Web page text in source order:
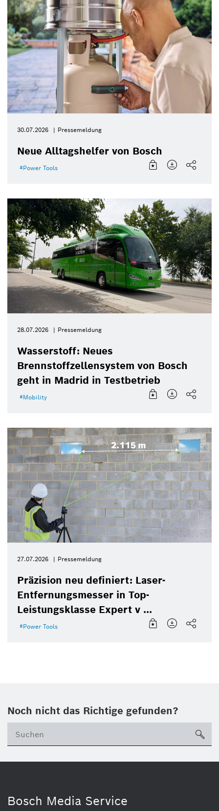
30.07.2026 Pressemeldung
Neue Alltagshelfer von Bosch
Power Tools
28.07.2026 Pressemeldung
Wasserstoff: Neues
Brennstoffzellensystem von Bosch
geht in Madrid in Testbetrieb
Mobility
27.07.2026 Pressemeldung
Präzision neu definiert: Laser-
Entfernungsmesser in Top-
Leistungsklasse Expert v ...
Power Tools
Noch nicht das Richtige gefunden?
Bosch Media Service